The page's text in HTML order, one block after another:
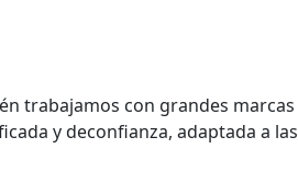
trabajamos con grandes marcas
y deconfianza, adaptada a las